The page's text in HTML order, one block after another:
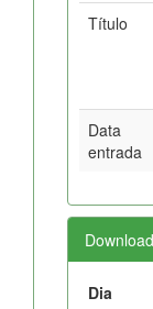
Título
Data
entrada
Dia